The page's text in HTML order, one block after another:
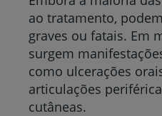
ao tratamento,
graves ou fatais. Em
surgem
como ulcerações
articulações
cutâneas.